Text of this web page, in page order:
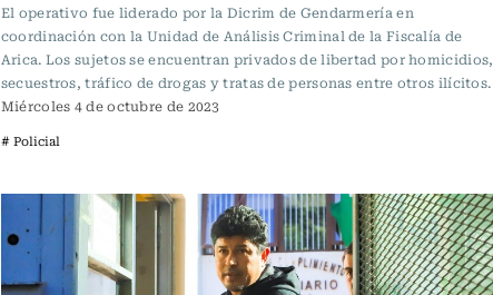
El operativo fue liderado por la Dicrim de Gendarmería en
coordinación con la Unidad de Análisis Criminal de la Fiscalía de
Arica. Los sujetos se encuentran privados de libertad por homicidios,
secuestros, tráfico de drogas y tratas de personas entre otros ilícitos.
Miércoles 4 de octubre de 2023
# Policial